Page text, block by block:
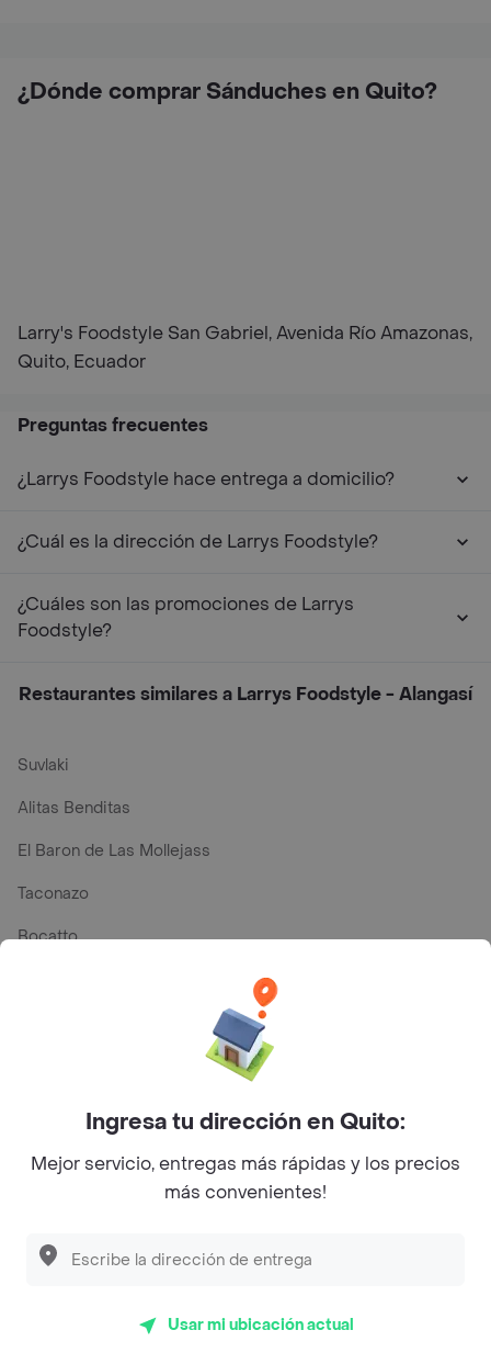
¿Dónde comprar Sánduches en Quito?
Larry's Foodstyle San Gabriel, Avenida Río Amazonas,
Quito, Ecuador
Preguntas frecuentes
¿Larrys Foodstyle hace entrega a domicilio?
¿Cuál es la dirección de Larrys Foodstyle?
¿Cuáles son las promociones de Larrys
Foodstyle?
Restaurantes similares a Larrys Foodstyle - Alangasí
Suvlaki
Alitas Benditas
El Baron de Las Mollejass
Taconazo
Bocatto
Vaco y Vaca
El Rey del Shawarma
Top Marcas y Cadenas de Restaurantes
Ingresa tu dirección en Quito:
Mejor servicio, entregas más rápidas y los precios
más convenientes!
Usar mi ubicación actual